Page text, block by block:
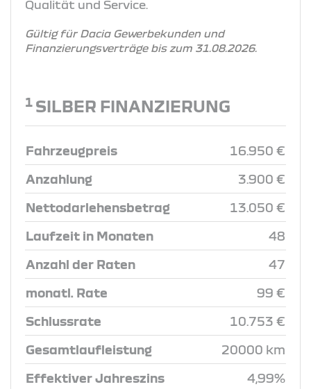
Gültig für Dacia Gewerbekunden und
Finanzierungsverträge bis zum 31.08.2026.
1 SILBER FINANZIERUNG
Fahrzeugpreis 16.950 €
Anzahlung 3.900 €
Nettodarlehensbetrag 13.050 €
Laufzeit in Monaten 48
Anzahl der Raten 47
monatl. Rate 99 €
Schlussrate 10.753 €
Gesamtlaufleistung 20000 km
Effektiver Jahreszins 4,99%